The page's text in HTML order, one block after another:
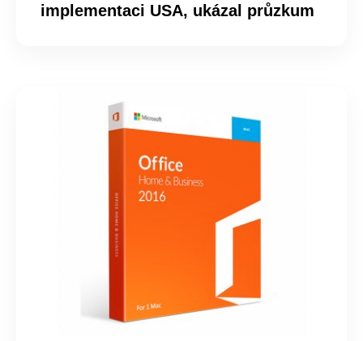
implementaci USA, ukázal průzkum